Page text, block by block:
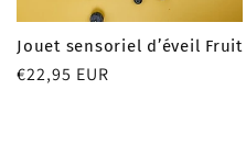
Jouet sensoriel d’éveil Fruit
Prix
€22,95 EUR